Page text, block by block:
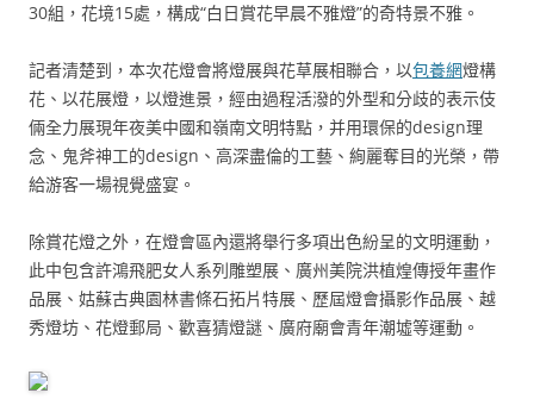
30組，花境15處，構成“白日賞花早晨不雅燈”的奇特景不雅。
記者清楚到，本次花燈會將燈展與花草展相聯合，以包養網燈構
花、以花展燈，以燈進景，經由過程活潑的外型和分歧的表示伎
倆全力展現年夜美中國和嶺南文明特點，并用環保的design理
念、鬼斧神工的design、高深盡倫的工藝、絢麗奪目的光榮，帶
給游客一場視覺盛宴。
除賞花燈之外，在燈會區內還將舉行多項出色紛呈的文明運動，
此中包含許鴻飛肥女人系列雕塑展、廣州美院洪植煌傳授年畫作
品展、姑蘇古典園林書條石拓片特展、歷屆燈會攝影作品展、越
秀燈坊、花燈郵局、歡喜猜燈謎、廣府廟會青年潮墟等運動。